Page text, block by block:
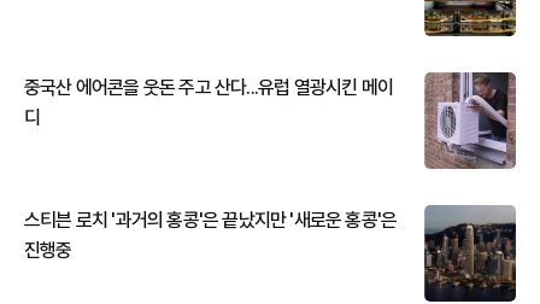
중국산 에어콘을 웃돈 주고 산다...유럽 열광시킨 메이
디
스티븐 로치 '과거의 홍콩'은 끝났지만 '새로운 홍콩'은
진행중